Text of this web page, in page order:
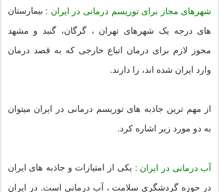
شهرهای مجاز برای توریسم درمانی در ایران : بیمارستان
های درجه یک شهرهای تهران ، گرگان، گنبد و مشهد
مجوز لازم برای درمان اتباع خارجی که به قصد درمان
وارد ایران شده اند، را دارند.
از مهم ترین جاذبه های توریسم درمانی در ایران میتوان
به دو مورد زیر اشاره کرد.
آب درمانی در ایران : یکی از امتیازات و جاذبه های ایران
در حوزه گردشگری سلامت ، آب درمانی است. در ایران